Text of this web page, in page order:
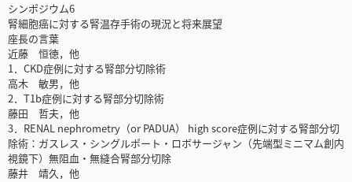
シンポジウム6
腎細胞癌に対する腎温存手術の現況と将来展望
座長の言葉
近藤 恒徳，他
1．CKD症例に対する腎部分切除術
高木 敏男，他
2．T1b症例に対する腎部分切除術
藤田 哲夫，他
3．RENAL nephrometry（or PADUA） high score症例に対する腎部分切
除術：ガスレス・シングルポート・ロボサージャン（先端型ミニマム創内
視鏡下）無阻血・無縫合腎部分切除
藤井 靖久，他